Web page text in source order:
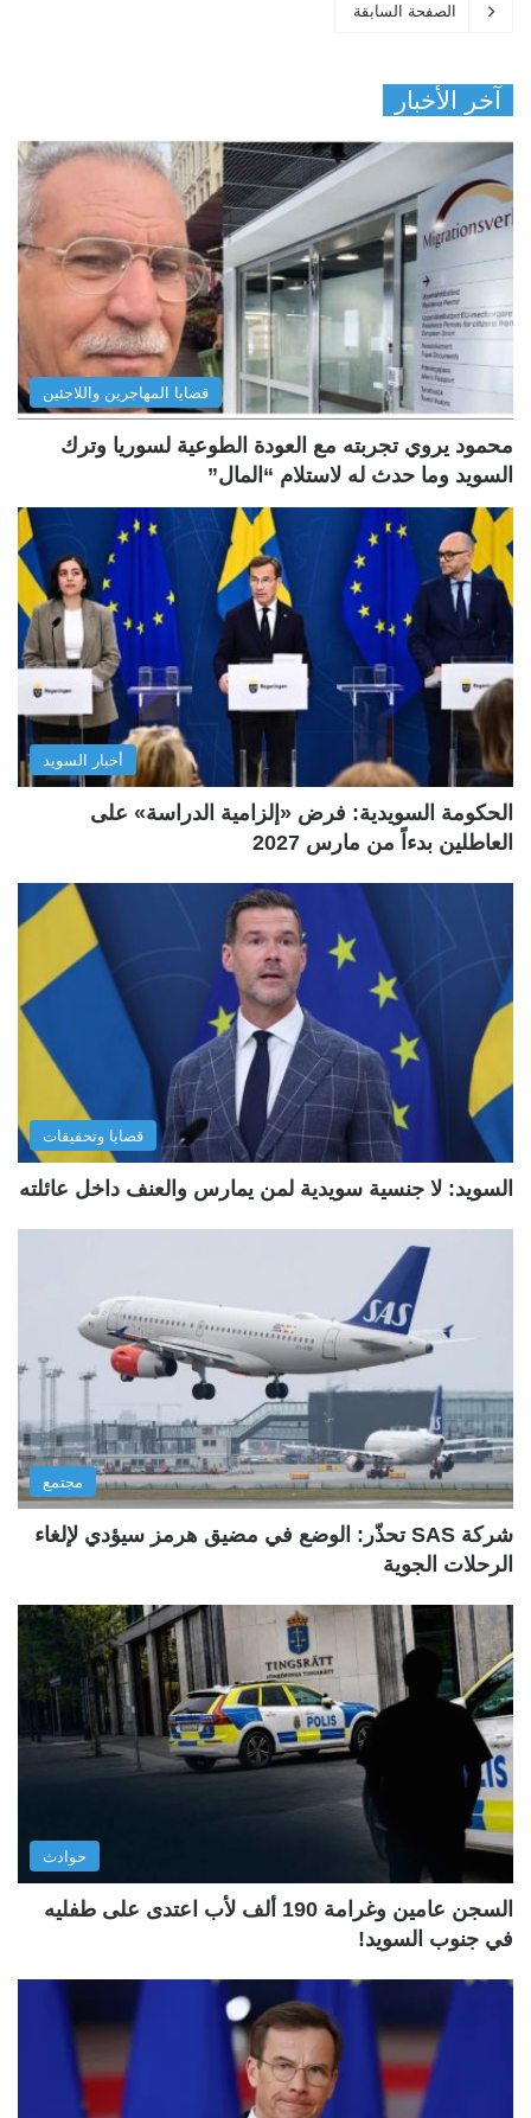
الصفحة السابقة
آخر الأخبار
قضايا المهاجرين واللاجئين
محمود يروي تجربته مع العودة الطوعية لسوريا وترك
السويد وما حدث له لاستلام “المال”
أخبار السويد
الحكومة السويدية: فرض «إلزامية الدراسة» على
العاطلين بدءاً من مارس 2027
قضايا وتحقيقات
السويد: لا جنسية سويدية لمن يمارس والعنف داخل عائلته
مجتمع
شركة SAS تحذّر: الوضع في مضيق هرمز سيؤدي لإلغاء
الرحلات الجوية
حوادث
السجن عامين وغرامة 190 ألف لأب اعتدى على طفليه
في جنوب السويد!